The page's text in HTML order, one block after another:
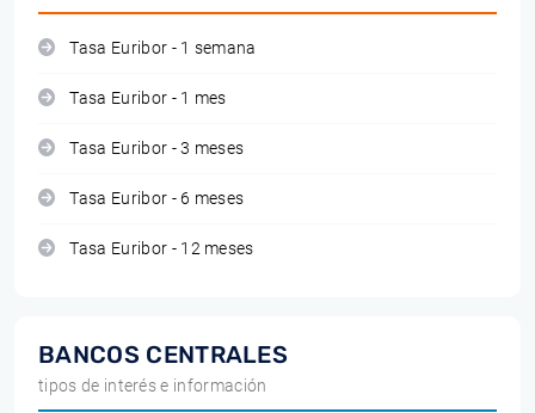
Tasa Euribor - 1 semana
Tasa Euribor - 1 mes
Tasa Euribor - 3 meses
Tasa Euribor - 6 meses
Tasa Euribor - 12 meses
BANCOS CENTRALES
tipos de interés e información